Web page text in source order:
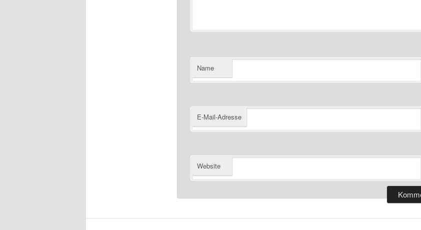
Name
E-Mail-Adresse
Website